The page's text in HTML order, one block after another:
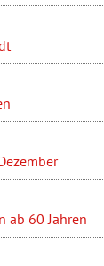
ab 60 Jahren